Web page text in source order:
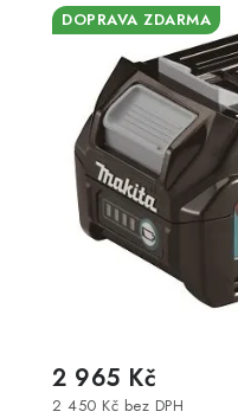
DOPRAVA ZDARMA
2 450 Kč bez DPH
2 965 Kč